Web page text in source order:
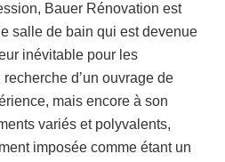
Bauer Rénovation est
salle de bain qui est devenue
inévitable pour les
d’un ouvrage de
mais encore à son
variés et polyvalents,
imposée comme étant un